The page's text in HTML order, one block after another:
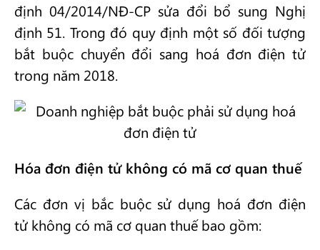
định 04/2014/NĐ-CP sửa đổi bổ sung Nghị
định 51. Trong đó quy định một số đối tượng
bắt buộc chuyển đổi sang hoá đơn điện tử
trong năm 2018.
Hóa đơn điện tử không có mã cơ quan thuế
Các đơn vị bắc buộc sử dụng hoá đơn điện
tử không có mã cơ quan thuế bao gồm: